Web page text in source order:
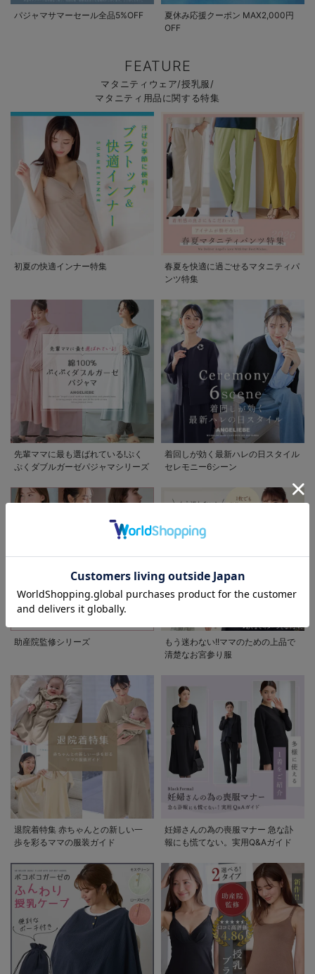
お気に入り商品を確認する
パジャマサマーセール全品5%OFF
夏休み応援クーポン MAX2,000円
OFF
FEATURE
マタニティウェア/授乳服/
マタニティ用品に関する特集
初夏の快適インナー特集
春夏を快適に過ごせるマタニティパ
ンツ特集
先輩ママに最も選ばれている!ぷく
ぷくダブルガーゼパジャマシリーズ
着回しが効く最新ハレの日スタイル
セレモニー6シーン
助産院監修シリーズ
もう迷わない!!ママのための上品で
清楚なお宮参り服
退院着特集 赤ちゃんとの新しい一
歩を彩るママの服装ガイド
妊婦さんの為の喪服マナー 急な訃
報にも慌てない。実用Q&Aガイド